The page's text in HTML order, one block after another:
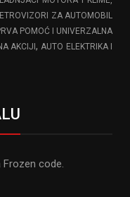
ZA AUTOMOBIL
POMOĆ I UNIVERZALNA
AKCIJI,AUTO ELEKTRIKA I
Frozen code.